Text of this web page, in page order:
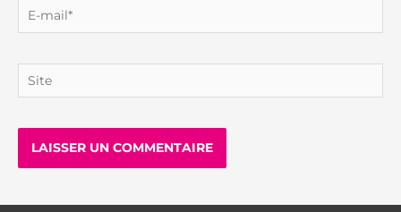
E-
mail*
Site